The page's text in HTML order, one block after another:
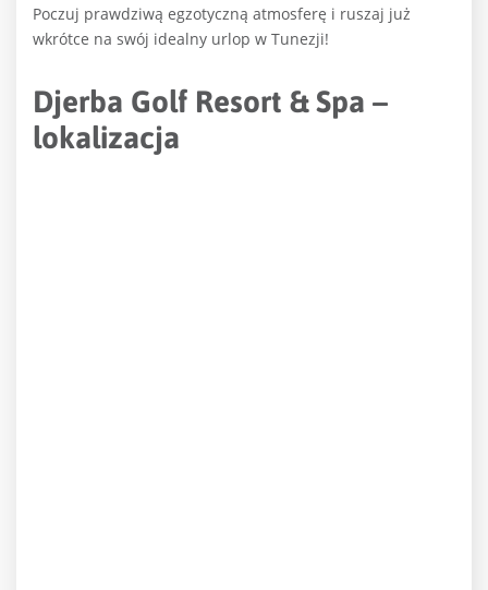
Poczuj prawdziwą egzotyczną atmosferę i ruszaj już
wkrótce na swój idealny urlop w Tunezji!
Djerba Golf Resort & Spa –
lokalizacja